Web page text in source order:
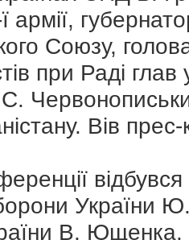
армії,
Союзу,
при Раді
Вів
України
В. Ющенка.